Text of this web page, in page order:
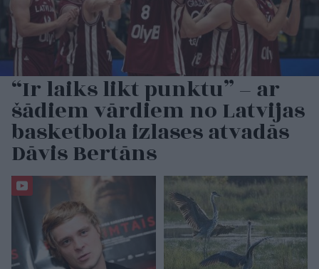
“Ir laiks likt punktu” – ar
šādiem vārdiem no Latvijas
basketbola izlases atvadās
Dāvis Bertāns